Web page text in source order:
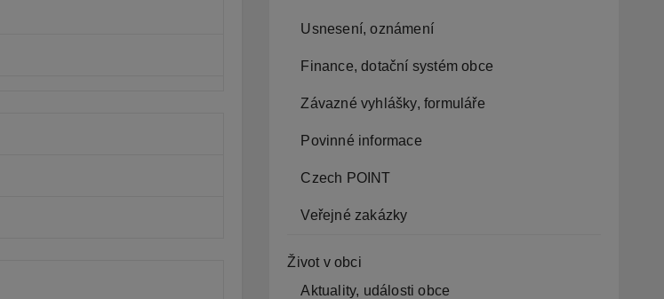
Usnesení, oznámení
Finance, dotační systém obce
Závazné vyhlášky, formuláře
Povinné informace
Czech POINT
Veřejné zakázky
Život v obci
Aktuality, události obce